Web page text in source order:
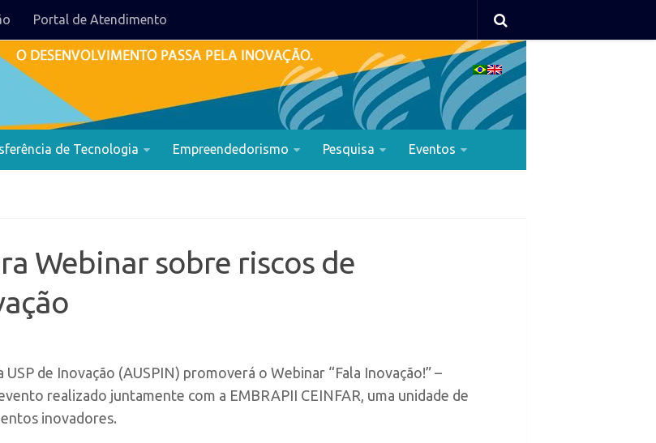
Portal de Atendimento
de Tecnologia Empreendedorismo Pesquisa Eventos
Webinar sobre riscos de
de Inovação (AUSPIN) promoverá o Webinar “Fala Inovação!” –
realizado juntamente com a EMBRAPII CEINFAR, uma unidade de
inovadores.